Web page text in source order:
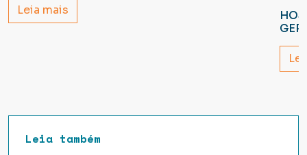
Leia mais
Leia também